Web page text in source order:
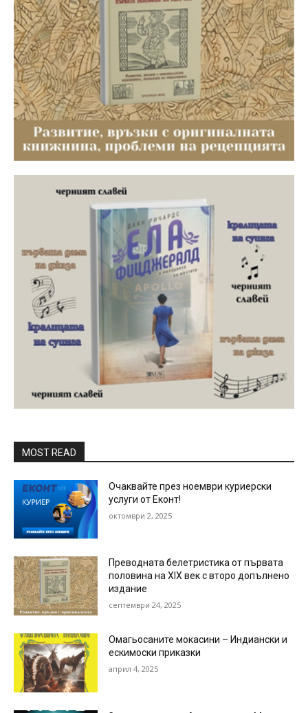
MOST READ
Очаквайте през ноември куриерски
услуги от Еконт!
октомври 2, 2025
Преводната белетристика от първата
половина на ХІХ век с второ допълнено
издание
септември 24, 2025
Омагьосаните мокасини – Индиански и
ескимоски приказки
април 4, 2025